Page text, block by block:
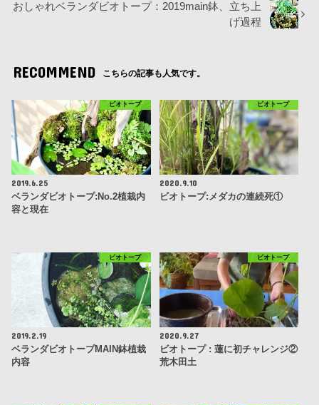
おしゃれベランダビオトープ：2019main鉢、立ち上
げ過程
RECOMMEND こちらの記事も人気です。
ビオトープ
2019.6.25
ベランダビオトープ:No.2植栽内
容と現在
ビオトープ
2020.9.10
ビオトープ:メダカの連続死①
ビオトープ
2019.2.19
ベランダビオトープMAIN鉢植栽
内容
ビオトープ
2020.9.27
ビオトープ : 蓮に初チャレンジ②
荒木田土